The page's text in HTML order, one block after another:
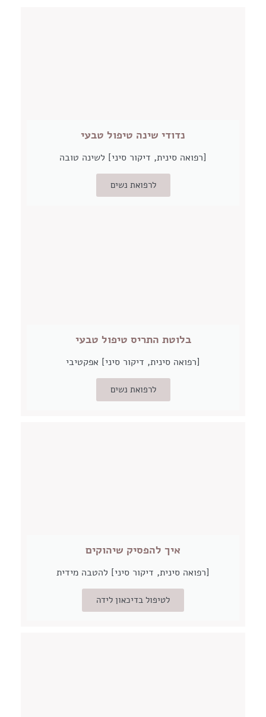
נדודי שינה טיפול טבעי
[רפואה סינית, דיקור סיני] לשינה טובה
לרפואת נשים
בלוטת התריס טיפול טבעי
[רפואה סינית, דיקור סיני] אפקטיבי
לרפואת נשים
איך להפסיק שיהוקים
[רפואה סינית, דיקור סיני] להטבה מידית
לטיפול בדיכאון לידה